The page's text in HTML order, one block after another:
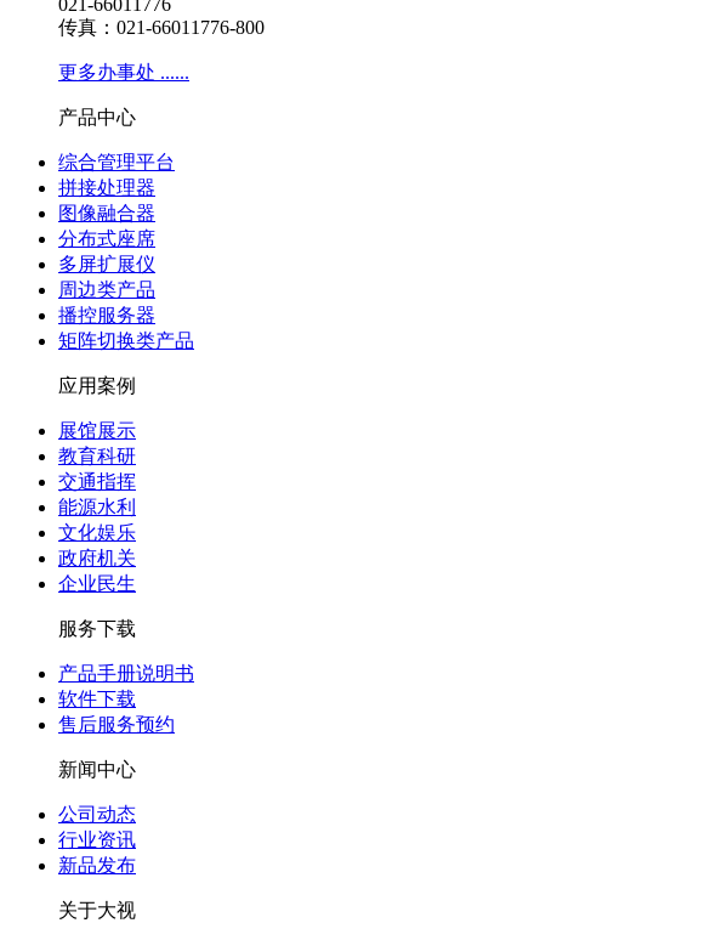
传真：021-66011776-800
更多办事处 ......
产品中心
综合管理平台
拼接处理器
图像融合器
分布式座席
多屏扩展仪
周边类产品
播控服务器
矩阵切换类产品
应用案例
展馆展示
教育科研
交通指挥
能源水利
文化娱乐
政府机关
企业民生
服务下载
产品手册说明书
软件下载
售后服务预约
新闻中心
公司动态
行业资讯
新品发布
关于大视